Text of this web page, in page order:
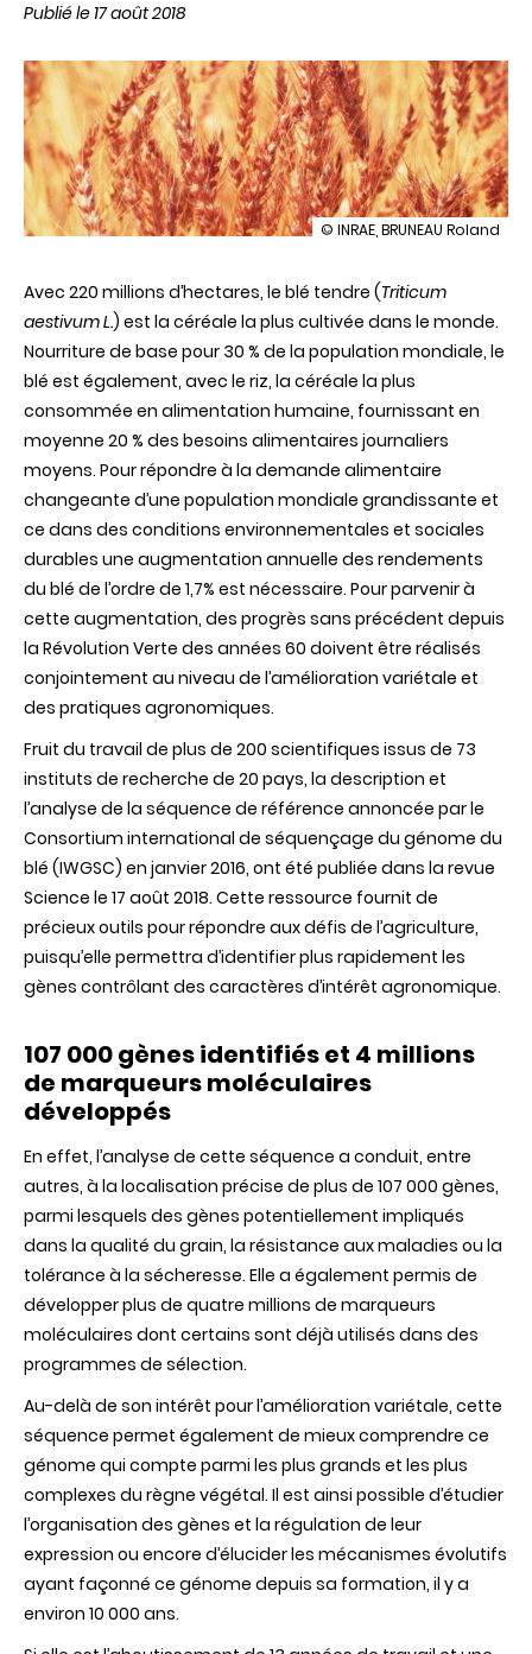
Publié le 17 août 2018
illustration
perspectives
pour
l’amélioration
variétale
du
blé
et
sa
culture
:
le
séquençage
du
génome
blé
est
aujourd’hui
réalisé
© INRAE, BRUNEAU Roland
Avec 220 millions d’hectares, le blé tendre (Triticum
aestivum L.) est la céréale la plus cultivée dans le monde.
Nourriture de base pour 30 % de la population mondiale, le
blé est également, avec le riz, la céréale la plus
consommée en alimentation humaine, fournissant en
moyenne 20 % des besoins alimentaires journaliers
moyens. Pour répondre à la demande alimentaire
changeante d’une population mondiale grandissante et
ce dans des conditions environnementales et sociales
durables une augmentation annuelle des rendements
du blé de l’ordre de 1,7% est nécessaire. Pour parvenir à
cette augmentation, des progrès sans précédent depuis
la Révolution Verte des années 60 doivent être réalisés
conjointement au niveau de l’amélioration variétale et
des pratiques agronomiques.
Fruit du travail de plus de 200 scientifiques issus de 73
instituts de recherche de 20 pays, la description et
l’analyse de la séquence de référence annoncée par le
Consortium international de séquençage du génome du
blé (IWGSC) en janvier 2016, ont été publiée dans la revue
Science le 17 août 2018. Cette ressource fournit de
précieux outils pour répondre aux défis de l’agriculture,
puisqu’elle permettra d’identifier plus rapidement les
gènes contrôlant des caractères d’intérêt agronomique.
107 000 gènes identifiés et 4 millions
de marqueurs moléculaires
développés
En effet, l’analyse de cette séquence a conduit, entre
autres, à la localisation précise de plus de 107 000 gènes,
parmi lesquels des gènes potentiellement impliqués
dans la qualité du grain, la résistance aux maladies ou la
tolérance à la sécheresse. Elle a également permis de
développer plus de quatre millions de marqueurs
moléculaires dont certains sont déjà utilisés dans des
programmes de sélection.
Au-delà de son intérêt pour l’amélioration variétale, cette
séquence permet également de mieux comprendre ce
génome qui compte parmi les plus grands et les plus
complexes du règne végétal. Il est ainsi possible d’étudier
l’organisation des gènes et la régulation de leur
expression ou encore d’élucider les mécanismes évolutifs
ayant façonné ce génome depuis sa formation, il y a
environ 10 000 ans.